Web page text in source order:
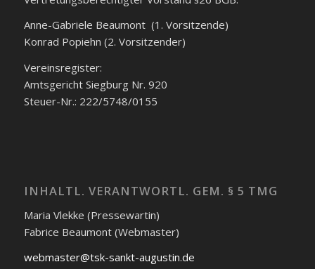
Anne-Gabriele Beaumont (1. Vorsitzende)
Konrad Popiehn (2. Vorsitzender)
Vereinsregister:
Amtsgericht Siegburg Nr. 920
Steuer-Nr.: 222/5748/0155
INHALTL. VERANTWORTL. GEM. § 5 TMG
Maria Vlekke (Pressewartin)
Fabrice Beaumont (Webmaster)
webmaster@tsk-sankt-augustin.de